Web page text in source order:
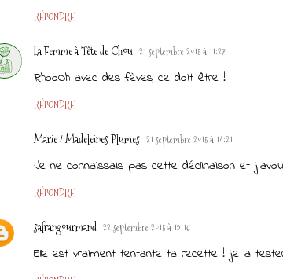
RÉPONDRE
La Femme à Tête de Chou 21 septembre 2015 à 11:27
RhooOh avec des fèves, ce doit être !
RÉPONDRE
Marie / Madeleines Plumes 21 septembre 2015 à 14:21
Je ne connaissais pas cette déclinaison et
RÉPONDRE
safrangourmand 22 septembre 2015 à 19:16
Elle est vraiment tentante ta recette ! je la